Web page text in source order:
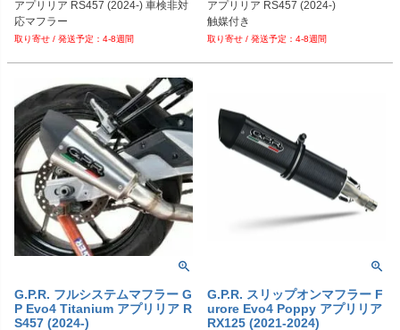
アプリリア RS457 (2024-) 車検非対
応マフラー
4-8週間
アプリリア RS457 (2024-)
触媒付き
4-8週間
G.P.R. フルシステムマフラー G
P Evo4 Titanium アプリリア R
S457 (2024-)
G.P.R. スリップオンマフラー F
urore Evo4 Poppy アプリリア
RX125 (2021-2024)